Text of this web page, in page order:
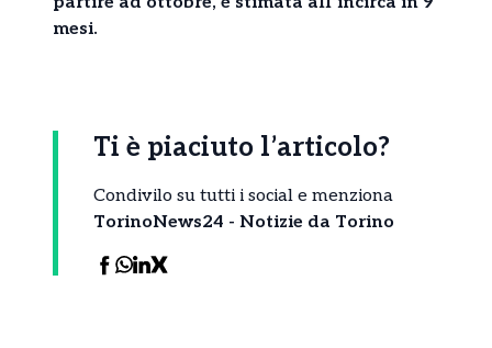
mesi.
Ti è piaciuto l’articolo?
Condivilo su tutti i social e menziona
TorinoNews24 - Notizie da Torino